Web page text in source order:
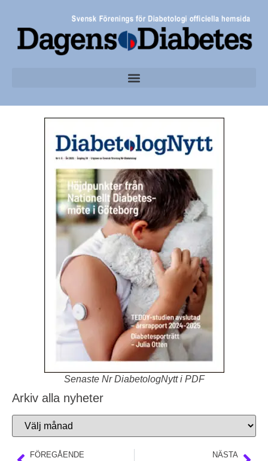
Senaste Nr DiabetologNytt i PDF
Arkiv alla nyheter
FÖREGÅENDE NÄSTA